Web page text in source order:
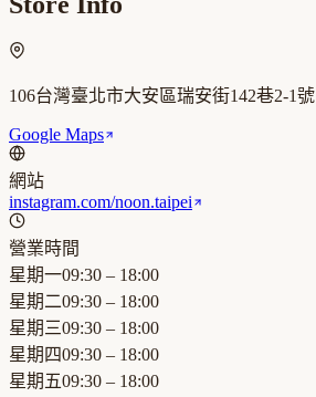
106台灣臺北市大安區瑞安街142巷2-1號
Google Maps
網站
instagram.com/noon.taipei
營業時間
星期一09:30 – 18:00
星期二09:30 – 18:00
星期三09:30 – 18:00
星期四09:30 – 18:00
星期五09:30 – 18:00